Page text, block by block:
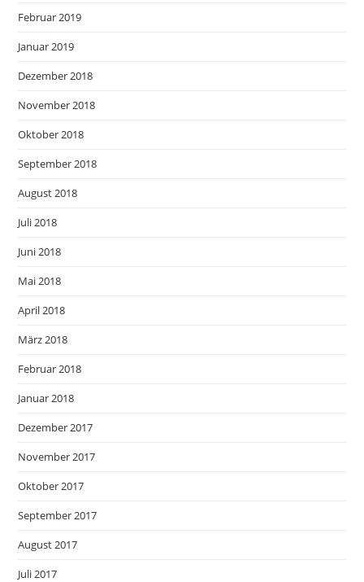
Februar 2019
Januar 2019
Dezember 2018
November 2018
Oktober 2018
September 2018
August 2018
Juli 2018
Juni 2018
Mai 2018
April 2018
März 2018
Februar 2018
Januar 2018
Dezember 2017
November 2017
Oktober 2017
September 2017
August 2017
Juli 2017